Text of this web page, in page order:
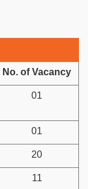
No. of Vacancy
01
01
20
11